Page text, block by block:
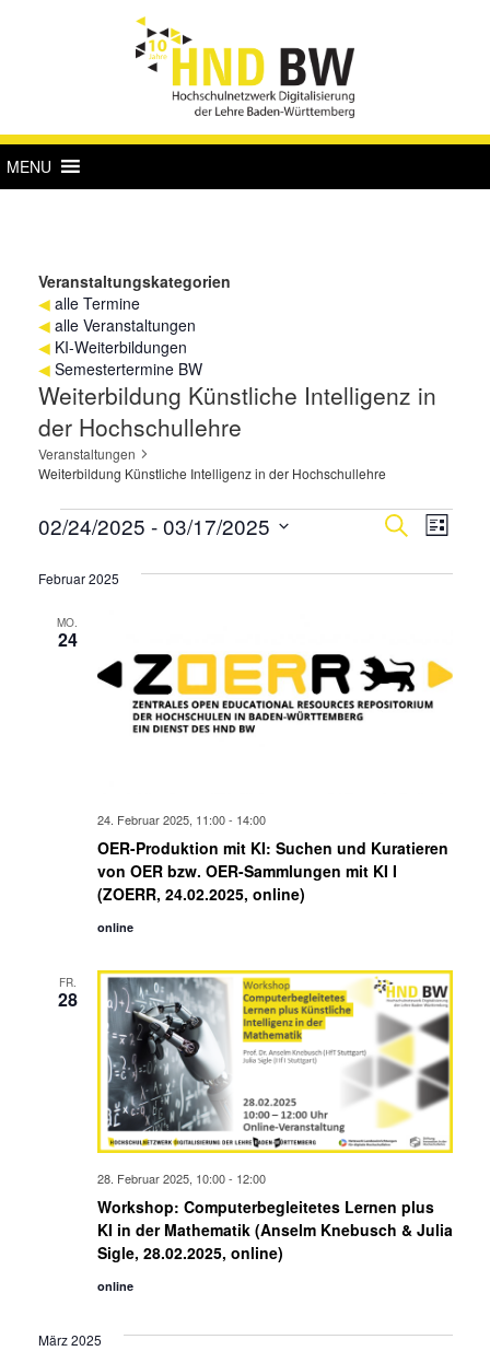
MENU
Veranstaltungskategorien
◀ alle Termine
◀ alle Veranstaltungen
◀ KI-Weiterbildungen
◀ Semestertermine BW
Weiterbildung Künstliche Intelligenz in
der Hochschullehre
Veranstaltungen
Weiterbildung Künstliche Intelligenz in der Hochschullehre
Veranstaltungen
Suche
Suche Liste
02/24/2025 - 03/17/2025
wählen.
Februar 2025
MO.
24
OER-Produktion mit KI: Suchen und Kuratieren
von OER bzw. OER-Sammlungen mit KI I
(ZOERR, 24.02.2025, online)
24. Februar 2025, 11:00- 14:00
online
FR.
28
Workshop: Computerbegleitetes Lernen plus
KI in der Mathematik (Anselm Knebusch & Julia
Sigle, 28.02.2025, online)
28. Februar 2025, 10:00- 12:00
online
März 2025